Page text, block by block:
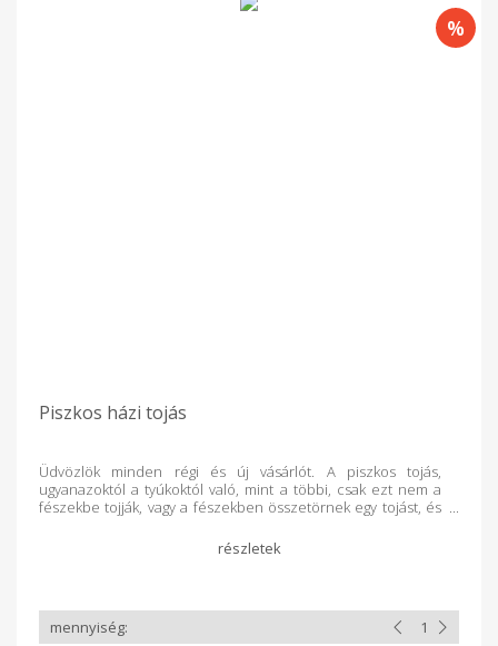
Piszkos házi tojás
Üdvözlök minden régi és új vásárlót. A piszkos tojás,
ugyanazoktól a tyúkoktól való, mint a többi, csak ezt nem a
fészekbe tojják, vagy a fészekben összetörnek egy tojást, és
felhordják a lábukon a sarat a fészekbe. Ugyanúgy
fogyasztható, de előtte meg kell mosni, ezàltal amikor